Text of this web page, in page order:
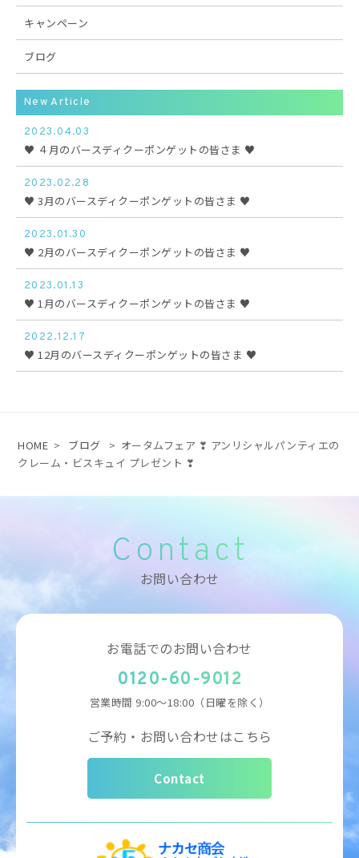
キャンペーン
ブログ
New Article
2023.04.03
♥ ４月のバースディクーポンゲットの皆さま ♥
2023.02.28
♥ 3月のバースディクーポンゲットの皆さま ♥
2023.01.30
♥ 2月のバースディクーポンゲットの皆さま ♥
2023.01.13
♥ 1月のバースディクーポンゲットの皆さま ♥
2022.12.17
♥ 12月のバースディクーポンゲットの皆さま ♥
HOME > ブログ > オータムフェア ❣ アンリシャルパンティエの
クレーム・ビスキュイ プレゼント ❣
Contact
お問い合わせ
お電話でのお問い合わせ
0120-60-9012
営業時間 9:00～18:00（日曜を除く）
ご予約・お問い合わせはこちら
Contact